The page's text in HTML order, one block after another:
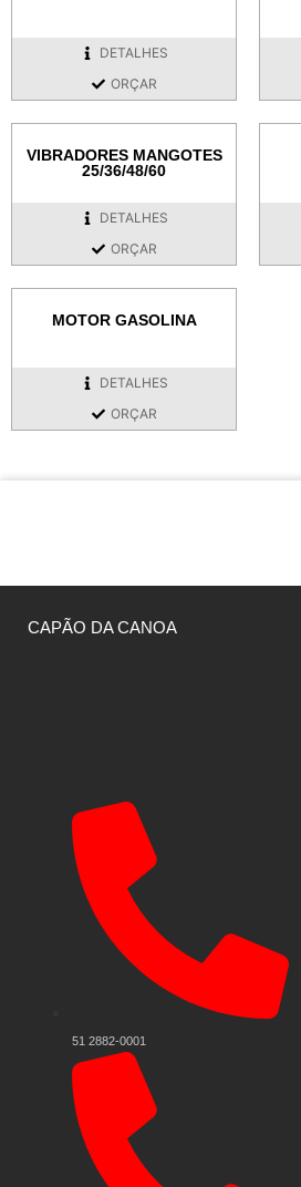
DETALHES
ORÇAR
VIBRADORES MANGOTES
25/36/48/60
DETALHES
ORÇAR
MOTOR GASOLINA
DETALHES
ORÇAR
CAPÃO DA CANOA
51 2882-0001